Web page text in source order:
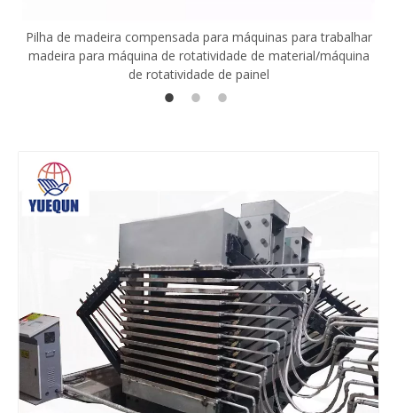
Pilha de madeira compensada para máquinas para trabalhar
madeira para máquina de rotatividade de material/máquina
de rotatividade de painel